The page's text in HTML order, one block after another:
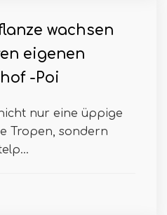
wachsen
eigenen
-Poi
nur eine üppige
Tropen, sondern